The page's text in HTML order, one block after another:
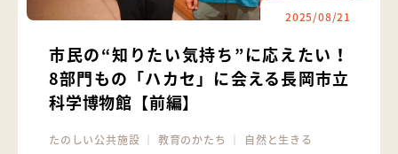
2025/08/21
市民の“知りたい気持ち”に応えたい！
8部門もの「ハカセ」に会える長岡市立
科学博物館【前編】
たのしい公共施設 ｜ 教育のかたち ｜ 自然と生きる